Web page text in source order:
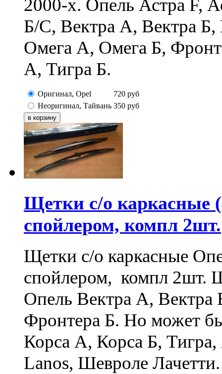
2000-х. Опель Астра F,
Б/C, Вектра А, Вектра
Омега А, Омега Б,
А, Тигра Б.
Оригинал, Opel 720 руб
Неоригинал, Тайвань 350 руб
Щетки с/о каркасные
спойлером, компл 2шт.
Щетки с/о каркасные
спойлером, компл 2шт.
Опель Вектра А,
Фронтера Б. Но может
Корса А, Корса Б,
Lanos, Шевроле Лачетти.